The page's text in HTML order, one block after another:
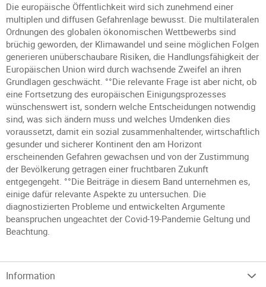
Die europäische Öffentlichkeit wird sich zunehmend einer
multiplen und diffusen Gefahrenlage bewusst. Die multilateralen
Ordnungen des globalen ökonomischen Wettbewerbs sind
brüchig geworden, der Klimawandel und seine möglichen Folgen
generieren unüberschaubare Risiken, die Handlungsfähigkeit der
Europäischen Union wird durch wachsende Zweifel an ihren
Grundlagen geschwächt. °°Die relevante Frage ist aber nicht, ob
eine Fortsetzung des europäischen Einigungsprozesses
wünschenswert ist, sondern welche Entscheidungen notwendig
sind, was sich ändern muss und welches Umdenken dies
voraussetzt, damit ein sozial zusammenhaltender, wirtschaftlich
gesunder und sicherer Kontinent den am Horizont
erscheinenden Gefahren gewachsen und von der Zustimmung
der Bevölkerung getragen einer fruchtbaren Zukunft
entgegengeht. °°Die Beiträge in diesem Band unternehmen es,
einige dafür relevante Aspekte zu untersuchen. Die
diagnostizierten Probleme und entwickelten Argumente
beanspruchen ungeachtet der Covid-19-Pandemie Geltung und
Beachtung.
Information